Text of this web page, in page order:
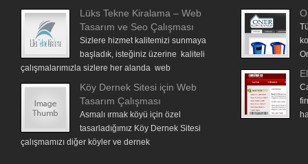
Lüks Tekne Kiralama – Web
Tasarım ve Seo Çalışması
Sizlere hizmet kalitemizi sunmaya
başladık, isteğiniz üzerine kaliteli
çalışmalarımızla sizlere her alanda web
Köy Dernek Sitesi için Web
Tasarım Çalışması
Asmalı ırmak köyü için özel
tasarladığımız Köy Dernek Sitesi
çalışmamızı diğer köyler ve dernek